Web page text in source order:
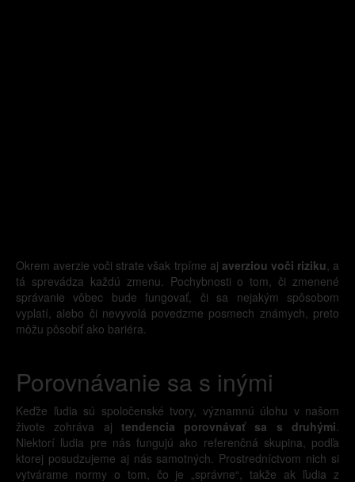
Okrem averzie voči strate však trpíme aj averziou voči riziku, a
tá sprevádza každú zmenu. Pochybnosti o tom, či zmenené
správanie vôbec bude fungovať, či sa nejakým spôsobom
vyplatí, alebo či nevyvolá povedzme posmech známych, preto
môžu pôsobiť ako bariéra.
Porovnávanie sa s inými
Keďže ľudia sú spoločenské tvory, významnú úlohu v našom
živote zohráva aj tendencia porovnávať sa s druhými.
Niektorí ľudia pre nás fungujú ako referenčná skupina, podľa
ktorej posudzujeme aj nás samotných. Prostredníctvom nich si
vytvárame normy o tom, čo je „správne“, takže ak ľudia z